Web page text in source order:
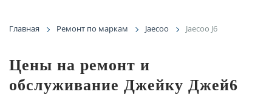
Главная Ремонт по маркам Jaecoo Jaecoo J6
Цены на ремонт и
обслуживание Джейку Джей6